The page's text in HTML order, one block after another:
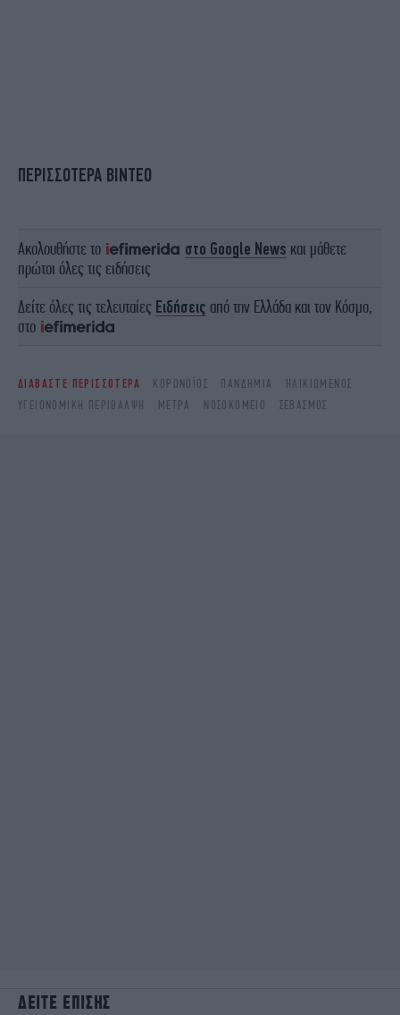
ΠΕΡΙΣΣΟΤΕΡΑ ΒΙΝΤΕΟ
Ακολουθήστε το στο Google News και μάθετε
πρώτοι όλες τις ειδήσεις
Δείτε όλες τις τελευταίες Ειδήσεις από την Ελλάδα και τον Κόσμο,
στο
ΔΙΑΒΑΣΤΕ ΠΕΡΙΣΣΟΤΕΡΑ ΚΟΡΩΝΟΪΌΣ ΠΑΝΔΗΜΊΑ
ΗΛΙΚΙΩΜΈΝΟΣ
ΥΓΕΙΟΝΟΜΙΚΉ ΠΕΡΊΘΑΛΨΗ
ΜΈΤΡΑ ΝΟΣΟΚΟΜΕΊΟ ΣΕΒΑΣΜΌΣ
ΔΕΙΤΕ ΕΠΙΣΗΣ